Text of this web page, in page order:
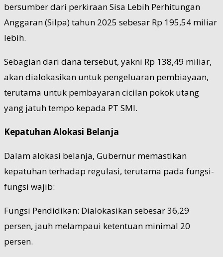
bersumber dari perkiraan Sisa Lebih Perhitungan
Anggaran (Silpa) tahun 2025 sebesar Rp 195,54 miliar
lebih.
Sebagian dari dana tersebut, yakni Rp 138,49 miliar,
akan dialokasikan untuk pengeluaran pembiayaan,
terutama untuk pembayaran cicilan pokok utang
yang jatuh tempo kepada PT SMI.
Kepatuhan Alokasi Belanja
Dalam alokasi belanja, Gubernur memastikan
kepatuhan terhadap regulasi, terutama pada fungsi-
fungsi wajib:
Fungsi Pendidikan: Dialokasikan sebesar 36,29
persen, jauh melampaui ketentuan minimal 20
persen.